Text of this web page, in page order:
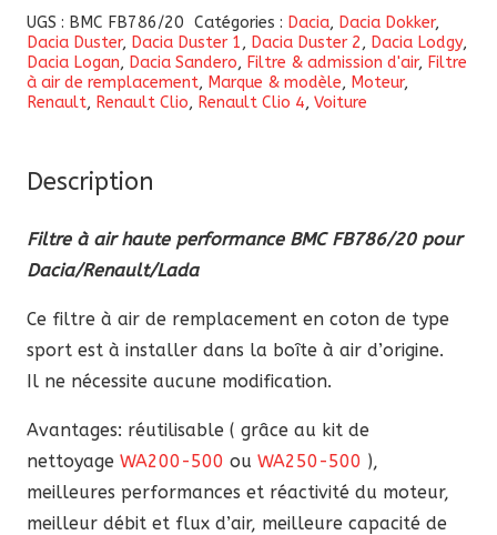
Filtre
à
air
haute
BMC
FB786/20
pour
Dacia/Renault/Lada
UGS : BMC FB786/20 Catégories : Dacia, Dacia Dokker,
Dacia Duster, Dacia Duster 1, Dacia Duster 2, Dacia Lodgy,
Dacia Logan, Dacia Sandero, Filtre & admission d'air, Filtre
à air de remplacement, Marque & modèle, Moteur,
Renault, Renault Clio, Renault Clio 4, Voiture
Description
Filtre à air haute performance BMC FB786/20 pour
Dacia/Renault/Lada
Ce filtre à air de remplacement en coton de type
sport est à installer dans la boîte à air d’origine.
Il ne nécessite aucune modification.
Avantages: réutilisable ( grâce au kit de
nettoyage WA200-500 ou WA250-500 ),
meilleures performances et réactivité du moteur,
meilleur débit et flux d’air, meilleure capacité de